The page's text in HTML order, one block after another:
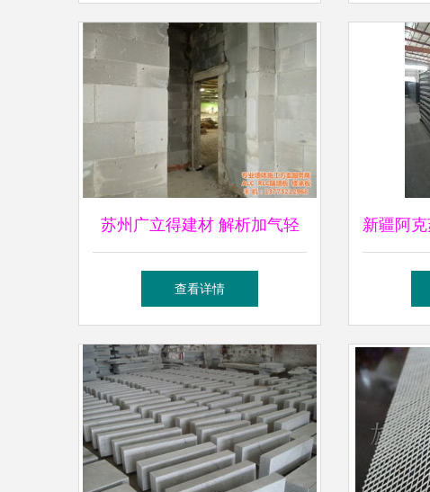
苏州广立得建材 解析加气轻
质砖在现代建筑中的应用与优
查看详情
新疆阿
筑新潮